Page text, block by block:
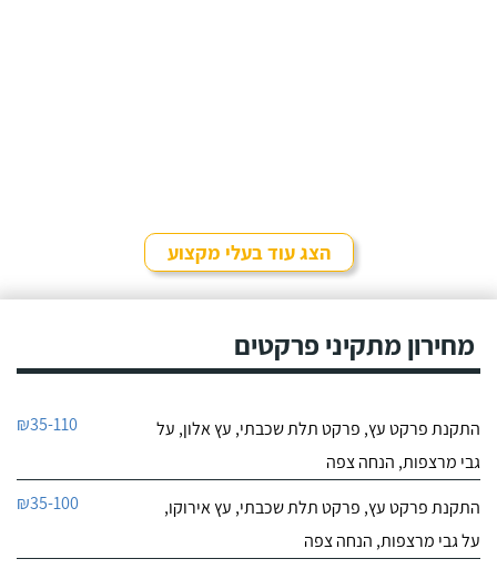
הצג עוד בעלי מקצוע
מחירון מתקיני פרקטים
התקנת פרקט עץ, פרקט תלת שכבתי, עץ אלון, על
גבי מרצפות, הנחה צפה
₪35-110
התקנת פרקט עץ, פרקט תלת שכבתי, עץ אירוקו,
על גבי מרצפות, הנחה צפה
₪35-100